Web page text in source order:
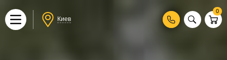
Киев
0